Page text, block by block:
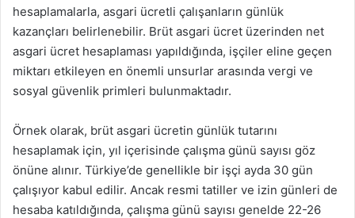
hesaplamalarla, asgari ücretli çalışanların günlük
kazançları belirlenebilir. Brüt asgari ücret üzerinden net
asgari ücret hesaplaması yapıldığında, işçiler eline geçen
miktarı etkileyen en önemli unsurlar arasında vergi ve
sosyal güvenlik primleri bulunmaktadır.
Örnek olarak, brüt asgari ücretin günlük tutarını
hesaplamak için, yıl içerisinde çalışma günü sayısı göz
önüne alınır. Türkiye’de genellikle bir işçi ayda 30 gün
çalışıyor kabul edilir. Ancak resmi tatiller ve izin günleri de
hesaba katıldığında, çalışma günü sayısı genelde 22-26